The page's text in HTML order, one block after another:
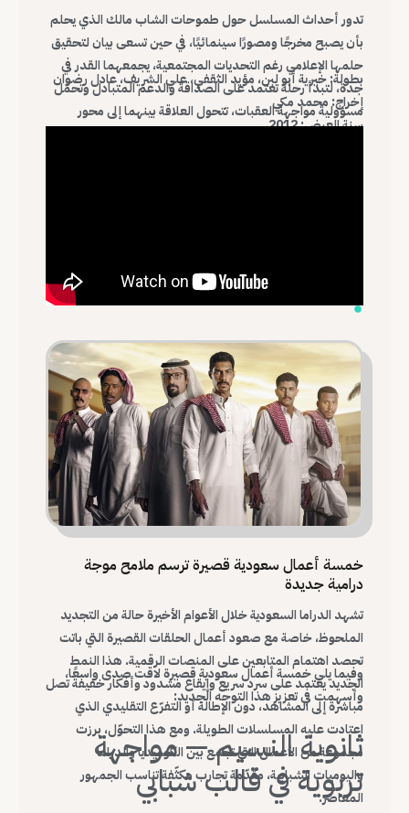
تدور أحداث المسلسل حول طموحات الشاب مالك الذي يحلم
بأن يصبح مخرجًا ومصورًا سينمائيًا، في حين تسعى بيان لتحقيق
حلمها الإعلامي رغم التحديات المجتمعية، يجمعهما القدر في
جدة، لتبدأ رحلة تعتمد على الصداقة والدعم المتبادل وتحمّل
مسؤولية مواجهة العقبات، تتحول العلاقة بينهما إلى محور
بطولة: خيرية أبو لبن، مؤيد الثقفي، علي الشريف، عادل رضوان
إخراج: محمد مكي
سنة العرض: 2012
خمسة أعمال سعودية قصيرة ترسم ملامح موجة
درامية جديدة
تشهد الدراما السعودية خلال الأعوام الأخيرة حالة من التجديد
الملحوظ، خاصة مع صعود أعمال الحلقات القصيرة التي باتت
تحصد اهتمام المتابعين على المنصات الرقمية. هذا النمط
الجديد يعتمد على سرد سريع وإيقاع مشدود وأفكار خفيفة تصل
مباشرة إلى المشاهد، دون الإطالة أو التفرّع التقليدي الذي
اعتادت عليه المسلسلات الطويلة. ومع هذا التحوّل، برزت
مجموعة من الأعمال التي تجمع بين الكوميديا والدراما
واليوميات الشبابية، مقدّمة تجارب مكثّفة تناسب الجمهور
المعاصر.
وفيما يلي خمسة أعمال سعودية قصيرة لاقت صدى واسعًا،
وأسهمت في تعزيز هذا التوجه الجديد:
ثانوية النسيم — مواجهة
تربوية في قالب شبابي